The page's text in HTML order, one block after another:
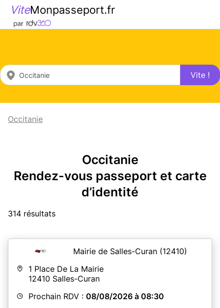
ViteMonpasseport.fr
Vite !
Occitanie
Occitanie
Rendez-vous passeport et carte
d’identité
314 résultats
Mairie de Salles-Curan (12410)
1 Place De La Mairie
12410 Salles-Curan
Prochain RDV : 08/08/2026 à 08:30